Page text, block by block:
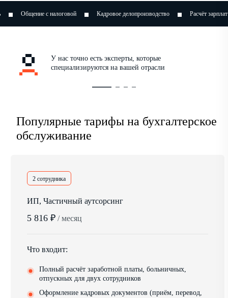
Кадровое делопроизводство Расчёт зарплат Оптимизация
У нас точно есть эксперты, которые
специализируются на вашей отрасли
Популярные тарифы на бухгалтерское
обслуживание
2 сотрудника
ИП, Частичный аутсорсинг
5 816 ₽ / месяц
Что входит:
Полный расчёт заработной платы, больничных,
отпускных для двух сотрудников
Оформление кадровых документов (приём, перевод,